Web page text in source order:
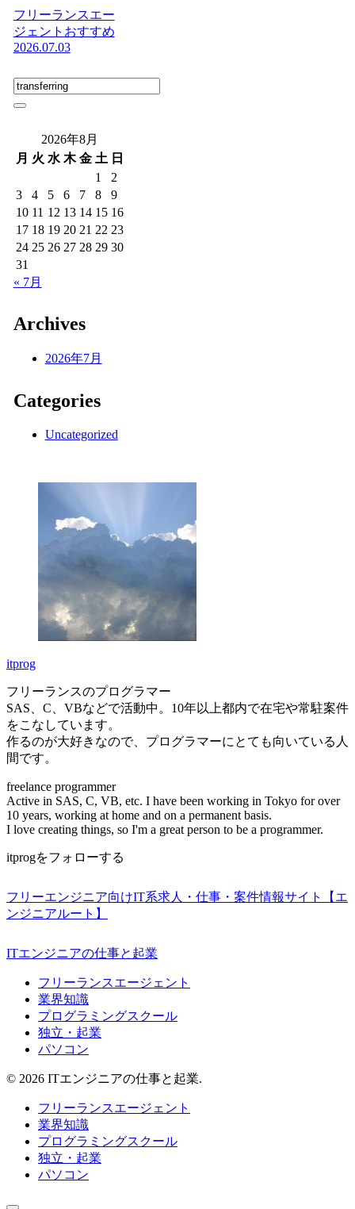
フリーランスエー
ジェントおすすめ
2026.07.03
2026年8月
月 火 水 木 金 土 日
1
2
3
4 5 6 7 8
9
10 11 12 13 14 15 16
17 18 19 20 21 22 23
24 25 26 27 28 29 30
31
« 7月
Archives
2026年7月
Categories
Uncategorized
itprog
フリーランスのプログラマー
SAS、C、VBなどで活動中。10年以上都内で在宅や常駐案件
をこなしています。
作るのが大好きなので、プログラマーにとても向いている人
間です。
freelance programmer
Active in SAS, C, VB, etc. I have been working in Tokyo for over
10 years, working at home and on a permanent basis.
I love creating things, so I'm a great person to be a programmer.
itprogをフォローする
フリーエンジニア向けIT系求人・仕事・案件情報サイト【エ
ンジニアルート】
ITエンジニアの仕事と起業
フリーランスエージェント
業界知識
プログラミングスクール
独立・起業
パソコン
© 2026 ITエンジニアの仕事と起業.
フリーランスエージェント
業界知識
プログラミングスクール
独立・起業
パソコン